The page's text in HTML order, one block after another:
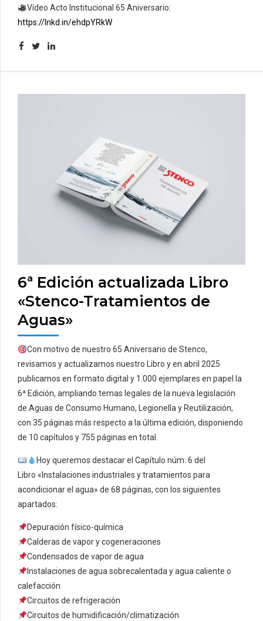
Vídeo Acto Institucional 65 Aniversario:
https://lnkd.in/ehdpYRkW
6ª Edición actualizada Libro
«Stenco-Tratamientos de
Aguas»
Con motivo de nuestro 65 Aniversario de Stenco,
revisamos y actualizamos nuestro Libro y en abril 2025
publicamos en formato digital y 1.000 ejemplares en papel la
6ª Edición, ampliando temas legales de la nueva legislación
de Aguas de Consumo Humano, Legionella y Reutilización,
con 35 páginas más respecto a la última edición, disponiendo
de 10 capítulos y 755 páginas en total.
Hoy queremos destacar el Capítulo núm. 6 del
Libro «Instalaciones industriales y tratamientos para
acondicionar el agua» de 68 páginas, con los siguientes
apartados:
Depuración físico-química
Calderas de vapor y cogeneraciones
Condensados de vapor de agua
Instalaciones de agua sobrecalentada y agua caliente o
calefacción
Circuitos de refrigeración
Circuitos de humidificación/climatización